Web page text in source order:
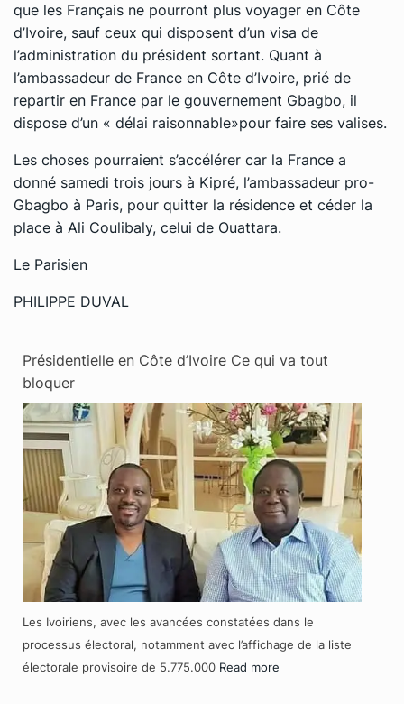
que les Français ne pourront plus voyager en Côte
d’Ivoire, sauf ceux qui disposent d’un visa de
l’administration du président sortant. Quant à
l’ambassadeur de France en Côte d’Ivoire, prié de
repartir en France par le gouvernement Gbagbo, il
dispose d’un « délai raisonnable»pour faire ses valises.
Les choses pourraient s’accélérer car la France a
donné samedi trois jours à Kipré, l’ambassadeur pro-
Gbagbo à Paris, pour quitter la résidence et céder la
place à Ali Coulibaly, celui de Ouattara.
Le Parisien
PHILIPPE DUVAL
Présidentielle en Côte d’Ivoire Ce qui va tout
bloquer
Les Ivoiriens, avec les avancées constatées dans le
processus électoral, notamment avec l’affichage de la liste
électorale provisoire de 5.775.000 Read more